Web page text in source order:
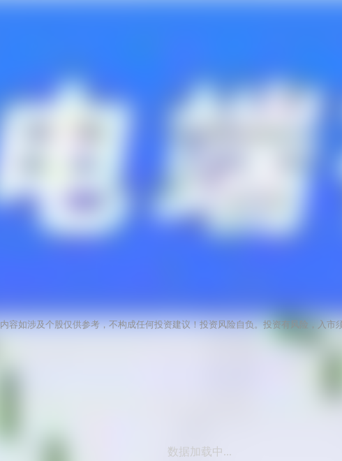
内容如涉及个股仅供参考，不构成任何投资建议！投资风险自负。投资有风险，入市
数据加载中...